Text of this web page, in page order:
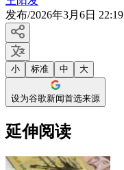
发布/2026年3月6日 22:19
小 标准 中 大
设为谷歌新闻首选来源
延伸阅读